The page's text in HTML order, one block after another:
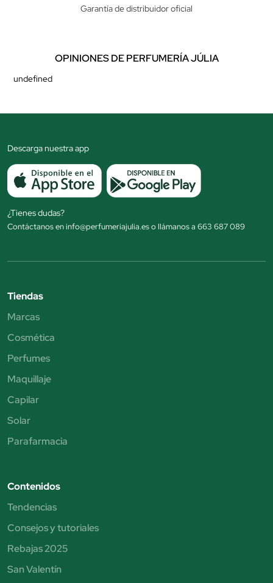
Garantía de distribuidor oficial
OPINIONES DE PERFUMERÍA JÚLIA
undefined
Descarga nuestra app
¿Tienes dudas?
Contáctanos en info@perfumeriajulia.es o llámanos a 663 687 089
Tiendas
Marcas
Cosmética
Perfumes
Maquillaje
Capilar
Solar
Parafarmacia
Contenidos
Tendencias
Consejos y tutoriales
Rebajas 2025
San Valentín